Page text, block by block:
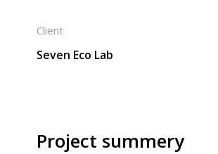
Client
Seven Eco Lab
Project summery